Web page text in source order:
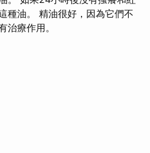
種油。 精油很好，因為它們不
治療作用。